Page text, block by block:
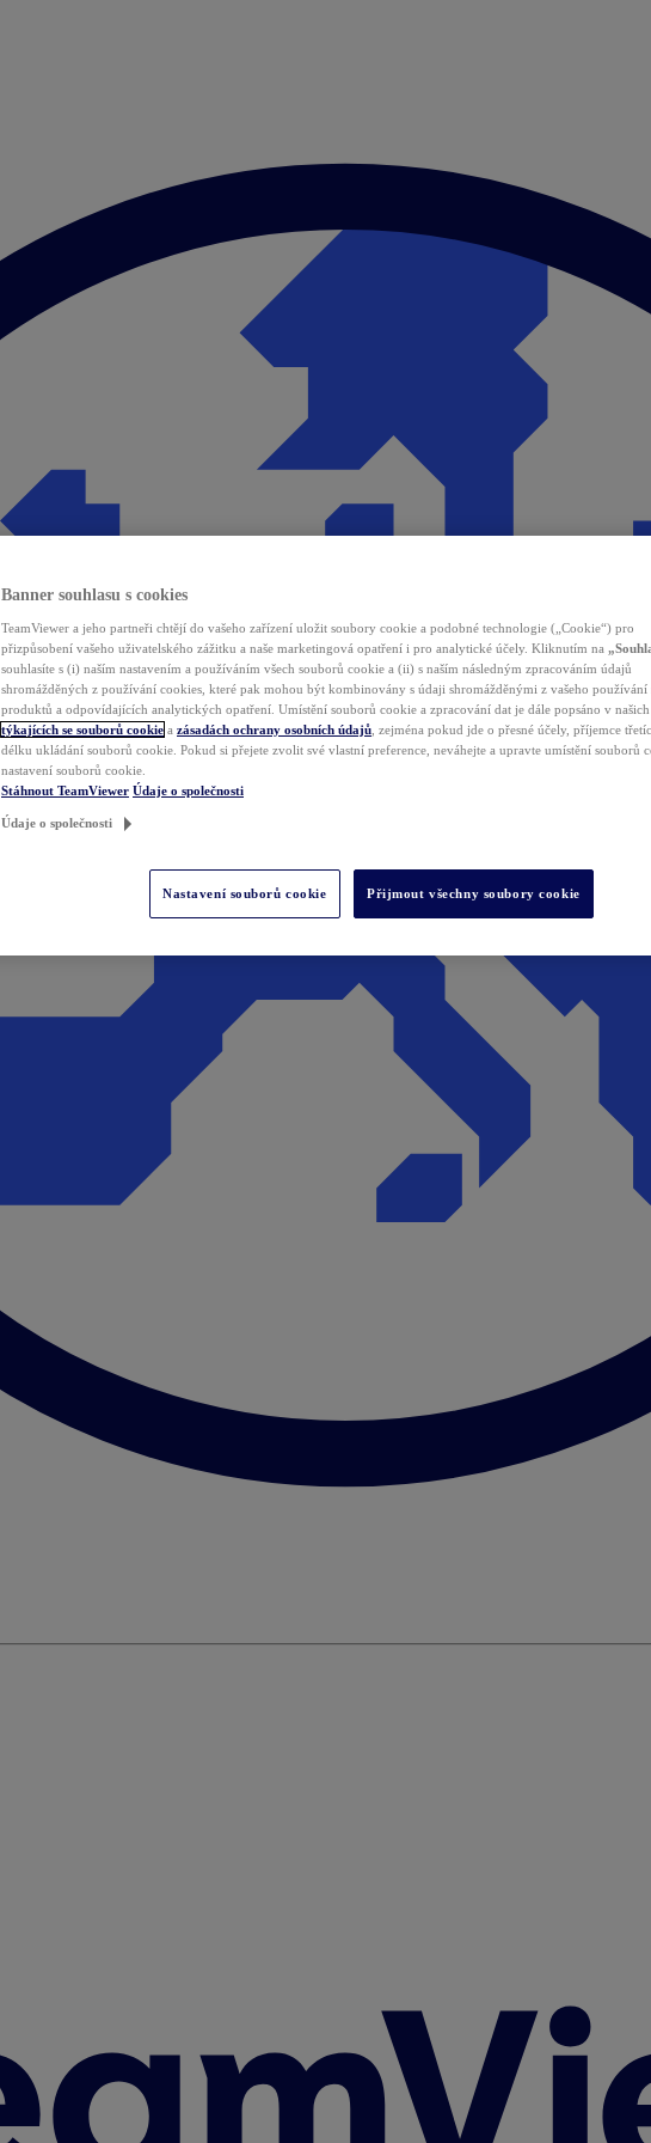
Banner souhlasu s cookies
TeamViewer a jeho partneři chtějí do vašeho zařízení uložit soubory cookie a podobné technologie („Cookie“) pro
přizpůsobení vašeho uživatelského zážitku a naše marketingová opatření i pro analytické účely. Kliknutím na
souhlasíte s (i) naším nastavením a používáním všech souborů cookie a (ii) s naším následným zpracováním údajů
shromážděných z používání cookies, které pak mohou být kombinovány s údaji shromážděnými z vašeho používání
produktů a odpovídajících analytických opatření. Umístění souborů cookie a zpracování dat je dále popsáno v našich
týkajících se souborů cookie a zásadách ochrany osobních údajů , zejména pokud jde o přesné účely, příjemce
délku ukládání souborů cookie. Pokud si přejete zvolit své vlastní preference, neváhejte a upravte umístění souborů
nastavení souborů cookie.
Stáhnout TeamViewer Údaje o společnosti
Údaje o společnosti
Nastavení souborů cookie Přijmout všechny soubory cookie